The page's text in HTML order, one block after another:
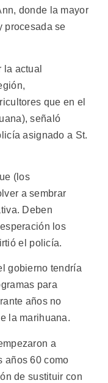
donde la mayor
procesada se
actual
que en el
señaló
asignado a St.
(los
a sembrar
Deben
los
el policía.
gobierno tendría
para
años no
la marihuana.
a
años 60 como
de sustituir con